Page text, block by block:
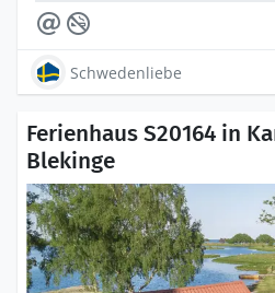
Schwedenliebe
Ferienhaus S20164 in
Blekinge